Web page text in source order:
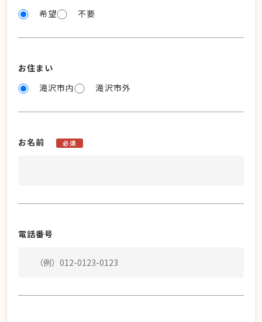
希望 不要
お住まい
滝沢市内
滝沢市外
お名前 必須
電話番号